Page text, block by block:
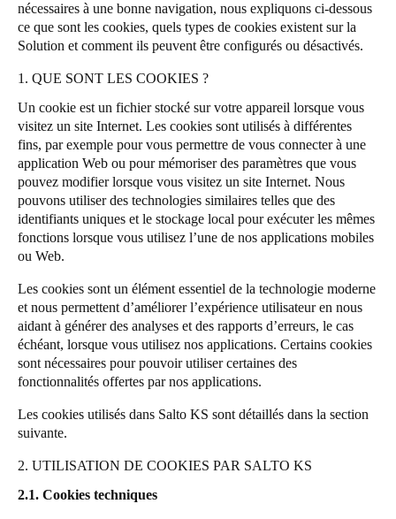
nécessaires à une bonne navigation, nous expliquons ci-dessous
ce que sont les cookies, quels types de cookies existent sur la
Solution et comment ils peuvent être configurés ou désactivés.
1. QUE SONT LES COOKIES ?
Un cookie est un fichier stocké sur votre appareil lorsque vous
visitez un site Internet. Les cookies sont utilisés à différentes
fins, par exemple pour vous permettre de vous connecter à une
application Web ou pour mémoriser des paramètres que vous
pouvez modifier lorsque vous visitez un site Internet. Nous
pouvons utiliser des technologies similaires telles que des
identifiants uniques et le stockage local pour exécuter les mêmes
fonctions lorsque vous utilisez l’une de nos applications mobiles
ou Web.
Les cookies sont un élément essentiel de la technologie moderne
et nous permettent d’améliorer l’expérience utilisateur en nous
aidant à générer des analyses et des rapports d’erreurs, le cas
échéant, lorsque vous utilisez nos applications. Certains cookies
sont nécessaires pour pouvoir utiliser certaines des
fonctionnalités offertes par nos applications.
Les cookies utilisés dans Salto KS sont détaillés dans la section
suivante.
2. UTILISATION DE COOKIES PAR SALTO KS
2.1. Cookies techniques